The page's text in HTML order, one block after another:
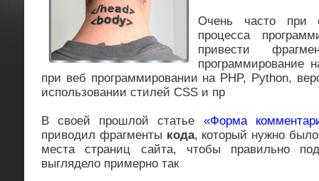
Очень часто при
процесса
привести
программирование
при веб программировании на PHP, Python,
использовании стилей CSS и пр
В своей прошлой статье «Форма
приводил фрагменты кода, который нужно
места страниц сайта, чтобы правильно
выглядело примерно так